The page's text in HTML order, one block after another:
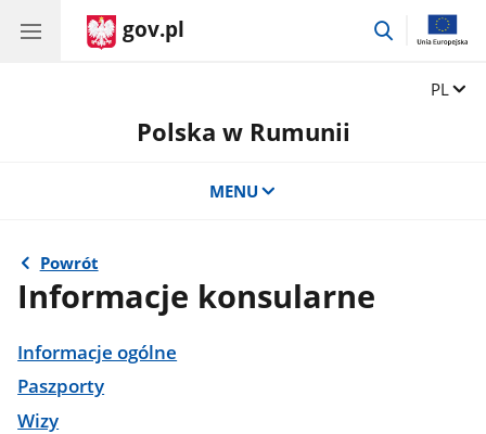
gov.pl
przejdź
Zmień
PL
Polska w Rumunii
MENU
Powrót
Informacje konsularne
Informacje ogólne
Paszporty
Wizy